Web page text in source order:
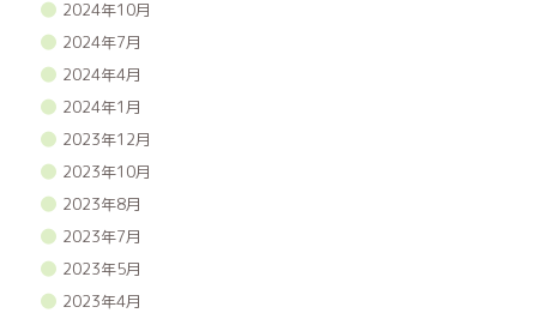
2024年10月
2024年7月
2024年4月
2024年1月
2023年12月
2023年10月
2023年8月
2023年7月
2023年5月
2023年4月